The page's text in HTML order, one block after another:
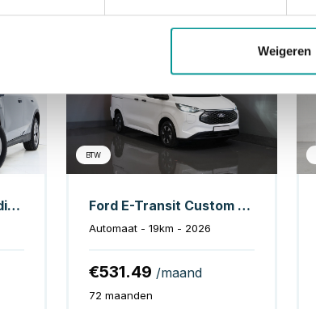
Weigeren
BMW X1 xDrive25e Individual
Elektrisch
BTW
Ford E-Transit Custom Bestelbus Trend 65 kWh 330 km WLTP Garantie t/m 2029/ LED/ Standkachel/ Snellader/ 2.3t Trekverm./ Stuurverw./ Stoelverw./ Carplay/ Camera
Automaat - 19km - 2026
€531.49 /maand
72 maanden